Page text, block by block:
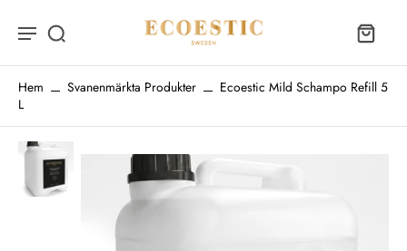
Hem Svanenmärkta Produkter
Ecoestic Mild Schampo Refill 5
L